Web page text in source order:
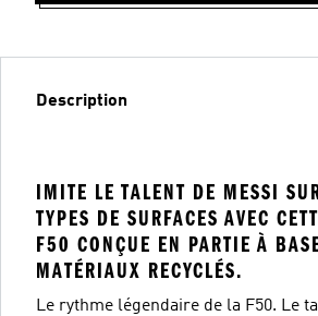
Description
IMITE LE TALENT DE MESSI
TYPES DE SURFACES AVEC
F50 CONÇUE EN PARTIE À
MATÉRIAUX RECYCLÉS.
Le rythme légendaire de la F50. Le